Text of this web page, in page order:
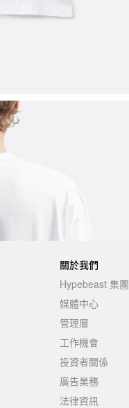
關於我們
Hypebeast 集團
媒體中心
管理層
工作機會
投資者關係
廣告業務
法律資訊